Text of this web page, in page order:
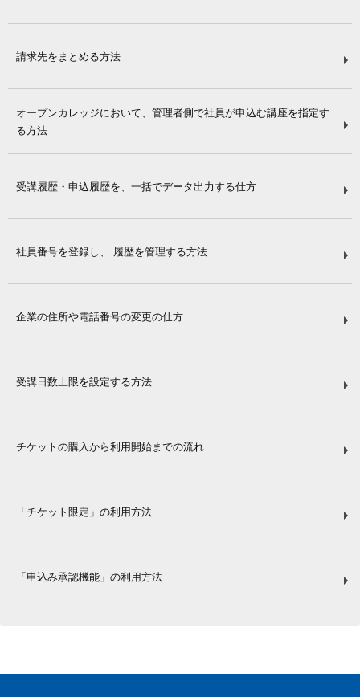
請求先をまとめる方法
オープンカレッジにおいて、管理者側で社員が申込む講座を指定す
る方法
受講履歴・申込履歴を、一括でデータ出力する仕方
社員番号を登録し、 履歴を管理する方法
企業の住所や電話番号の変更の仕方
受講日数上限を設定する方法
チケットの購入から利用開始までの流れ
「チケット限定」の利用方法
「申込み承認機能」の利用方法